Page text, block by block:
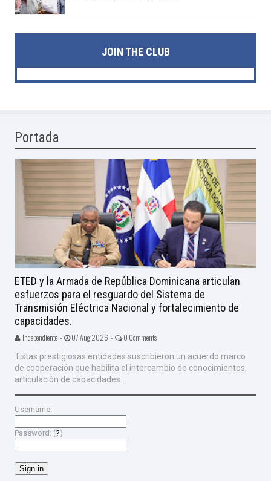
JOIN THE CLUB
Portada
ETED y la Armada de República Dominicana articulan
esfuerzos para el resguardo del Sistema de
Transmisión Eléctrica Nacional y fortalecimiento de
capacidades.
Independiente - 07 Aug 2026 - 0 Comments
Estas prestigiosas entidades suscribieron un acuerdo marco
de cooperación que habilita el intercambio de conocimientos,
articulación de capacidades...
Username:
Password: (?)